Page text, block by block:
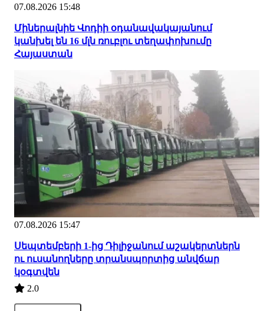
07.08.2026 15:48
Միներալնիե Վոդիի օդանավակայանում
կանխել են 16 մլն ռուբլու տեղափոխումը
Հայաստան
07.08.2026 15:47
Սեպտեմբերի 1-ից Դիլիջանում աշակերտներն
ու ուսանողները տրանսպորտից անվճար
կօգտվեն
2.0